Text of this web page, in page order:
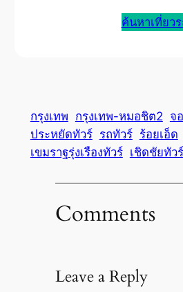
ค้นหาเที่ยว
กรุงเทพ กรุงเทพ-หมอชิต2 จ
ประหยัดทัวร์ รถทัวร์ ร้อยเอ็ด
เขมราฐรุ่งเรืองทัวร์ เชิดชัยทัวร์
Comments
Leave a Reply